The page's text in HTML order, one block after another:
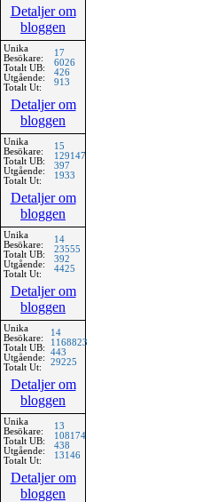
Detaljer om
bloggen
Unika
Besökare:
Totalt UB:
Utgående:
Totalt Ut:
17
6026
426
913
Detaljer om
bloggen
Unika
Besökare:
Totalt UB:
Utgående:
Totalt Ut:
15
129147
397
1933
Detaljer om
bloggen
Unika
Besökare:
Totalt UB:
Utgående:
Totalt Ut:
14
23555
392
4425
Detaljer om
bloggen
Unika
Besökare:
Totalt UB:
Utgående:
Totalt Ut:
14
1168823
443
29225
Detaljer om
bloggen
Unika
Besökare:
Totalt UB:
Utgående:
Totalt Ut:
13
108174
438
13146
Detaljer om
bloggen